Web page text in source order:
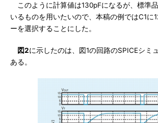
このように計算値は130pFになるが、標準
いるものを用いたいので、本稿の例ではC1に
ーを選択することにした。
図2に示したのは、図1の回路のSPICEシミ
ある。